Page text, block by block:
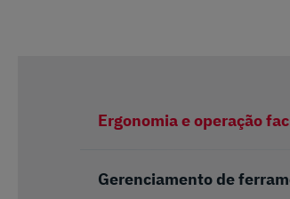
Ergonomia e operação
Gerenciamento de